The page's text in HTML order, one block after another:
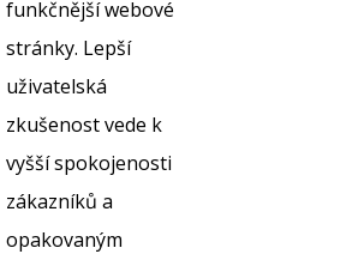
funkčnější webové
stránky. Lepší
uživatelská
zkušenost vede k
vyšší spokojenosti
zákazníků a
opakovaným